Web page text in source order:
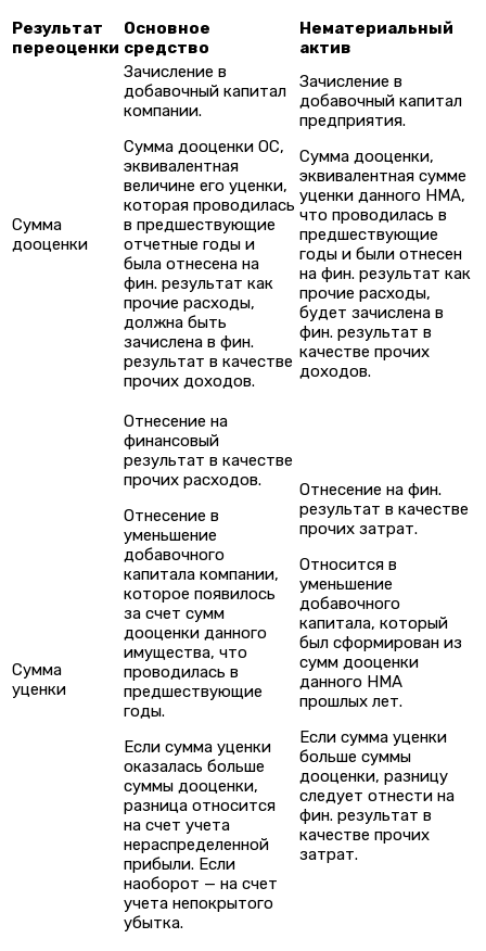
Результат
переоценки
Основное
средство
Нематериальный
актив
Сумма
дооценки
Зачисление в
добавочный капитал
компании.
Сумма дооценки ОС,
эквивалентная
величине его уценки,
которая проводилась
в предшествующие
отчетные годы и
была отнесена на
фин. результат как
прочие расходы,
должна быть
зачислена в фин.
результат в качестве
прочих доходов.
Зачисление в
добавочный капитал
предприятия.
Сумма дооценки,
эквивалентная сумме
уценки данного НМА,
что проводилась в
предшествующие
годы и были отнесен
на фин. результат как
прочие расходы,
будет зачислена в
фин. результат в
качестве прочих
доходов.
Сумма
уценки
Отнесение на
финансовый
результат в качестве
прочих расходов.
Отнесение в
уменьшение
добавочного
капитала компании,
которое появилось
за счет сумм
дооценки данного
имущества, что
проводилась в
предшествующие
годы.
Если сумма уценки
оказалась больше
суммы дооценки,
разница относится
на счет учета
нераспределенной
прибыли. Если
наоборот — на счет
учета непокрытого
убытка.
Отнесение на фин.
результат в качестве
прочих затрат.
Относится в
уменьшение
добавочного
капитала, который
был сформирован из
сумм дооценки
данного НМА
прошлых лет.
Если сумма уценки
больше суммы
дооценки, разницу
следует отнести на
фин. результат в
качестве прочих
затрат.